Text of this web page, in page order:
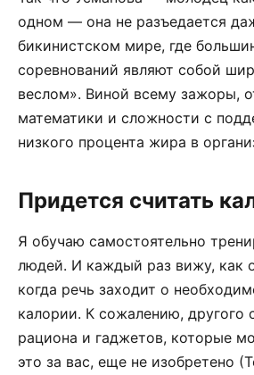
одном — она не разъедается
бикинистском мире, где
соревнований являют собой
веслом». Виной всему зажоры,
математики и сложности с
низкого процента жира в
Придется считать
Я обучаю самостоятельно
людей. И каждый раз вижу, как
когда речь заходит о
калории. К сожалению, другого
рациона и гаджетов, которые
это за вас, еще не изобретено